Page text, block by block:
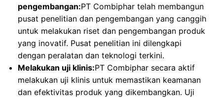
pengembangan:PT Combiphar telah membangun
pusat penelitian dan pengembangan yang canggih
untuk melakukan riset dan pengembangan produk
yang inovatif. Pusat penelitian ini dilengkapi
dengan peralatan dan teknologi terkini.
Melakukan uji klinis:PT Combiphar secara aktif
melakukan uji klinis untuk memastikan keamanan
dan efektivitas produk yang dikembangkan. Uji